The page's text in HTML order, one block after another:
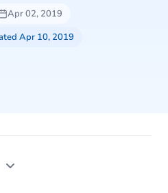
Apr 02, 2019
Apr 10, 2019